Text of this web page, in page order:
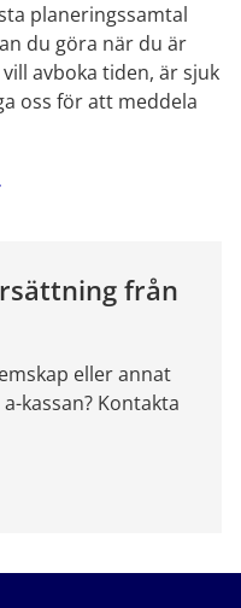
planeringssamtal
du göra när du är
avboka tiden, är sjuk
oss för att meddela
från
eller annat
kassan? Kontakta